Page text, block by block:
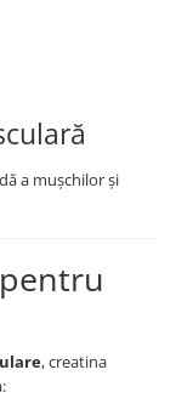
a mușchilor și
, creatina